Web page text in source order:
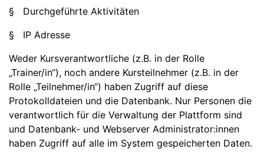
§ Durchgeführte Aktivitäten
§ IP Adresse
Weder Kursverantwortliche (z.B. in der Rolle
„Trainer/in“), noch andere Kursteilnehmer (z.B. in der
Rolle „Teilnehmer/in“) haben Zugriff auf diese
Protokolldateien und die Datenbank. Nur Personen die
verantwortlich für die Verwaltung der Plattform sind
und Datenbank- und Webserver Administrator:innen
haben Zugriff auf alle im System gespeicherten Daten.